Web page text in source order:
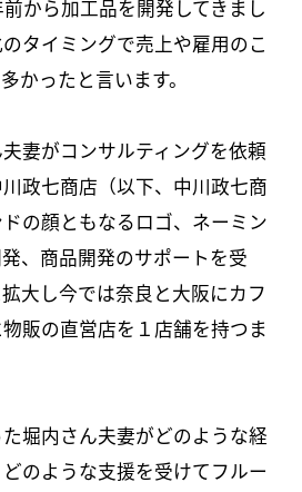
から加工品を開発してきまし
タイミングで売上や雇用のこ
かったと言います。
妻がコンサルティングを依頼
政七商店（以下、中川政七商
の顔ともなるロゴ、ネーミン
、商品開発のサポートを受
大し今では奈良と大阪にカフ
販の直営店を１店舗を持つま
堀内さん夫妻がどのような経
のような支援を受けてフルー